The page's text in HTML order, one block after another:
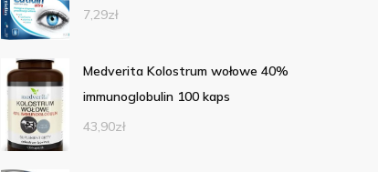
7,29zł
Medverita Kolostrum wołowe 40%
immunoglobulin 100 kaps
43,90zł